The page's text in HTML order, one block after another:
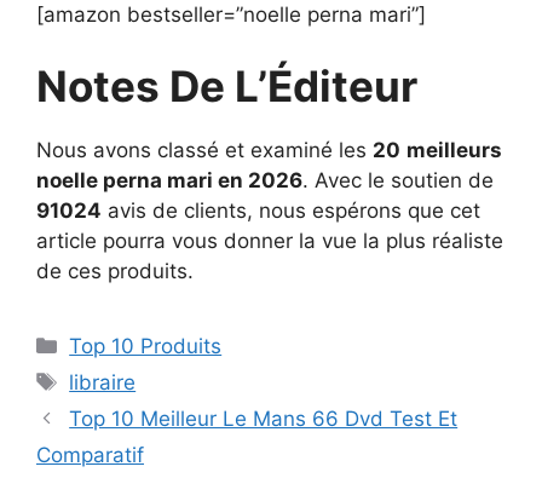
[amazon bestseller=”noelle perna mari”]
Notes De L’Éditeur
Nous avons classé et examiné les 20 meilleurs
noelle perna mari en 2026. Avec le soutien de
91024 avis de clients, nous espérons que cet
article pourra vous donner la vue la plus réaliste
de ces produits.
Top 10 Produits
libraire
Top 10 Meilleur Le Mans 66 Dvd Test Et
Comparatif